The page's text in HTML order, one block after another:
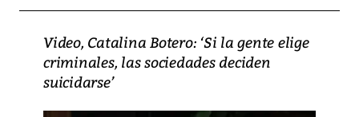
Video, Catalina Botero: ‘Si la gente elige
criminales, las sociedades deciden
suicidarse’